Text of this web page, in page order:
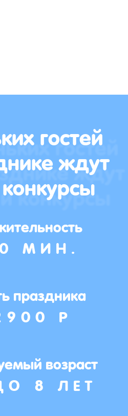
гостей
ждут
МИН.
праздника
Р
возраст
8 ЛЕТ